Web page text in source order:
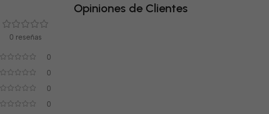
Opiniones de Clientes
0 reseñas
0
0
0
0